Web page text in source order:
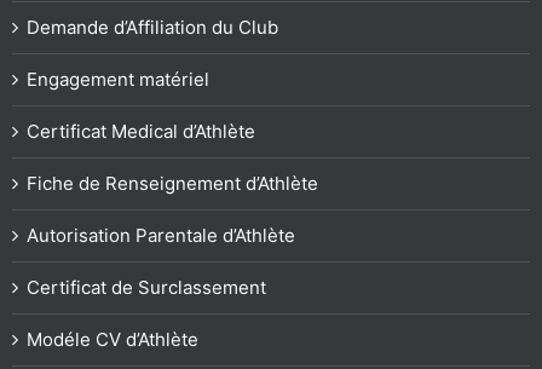
Demande d’Affiliation du Club
Engagement matériel
Certificat Medical d’Athlète
Fiche de Renseignement d’Athlète
Autorisation Parentale d’Athlète
Certificat de Surclassement
Modéle CV d’Athlète